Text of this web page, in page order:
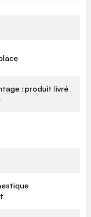
: produit livré